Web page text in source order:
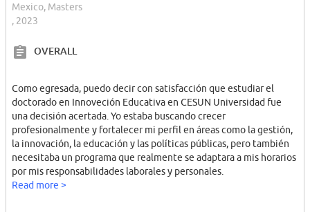
Mexico, Masters
, 2023
OVERALL
Como egresada, puedo decir con satisfacción que estudiar el
doctorado en Innoveción Educativa en CESUN Universidad fue
una decisión acertada. Yo estaba buscando crecer
profesionalmente y fortalecer mi perfil en áreas como la gestión,
la innovación, la educación y las políticas públicas, pero también
necesitaba un programa que realmente se adaptara a mis horarios
por mis responsabilidades laborales y personales.
Read more >